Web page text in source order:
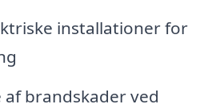
installationer for
af brandskader ved